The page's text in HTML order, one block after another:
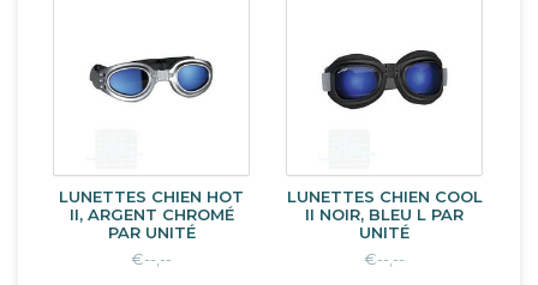
LUNETTES CHIEN HOT
II, ARGENT CHROMÉ
PAR UNITÉ
€--,--
LUNETTES CHIEN COOL
II NOIR, BLEU L PAR
UNITÉ
€--,--